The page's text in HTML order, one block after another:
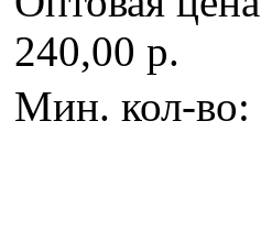
240,00 р.
Мин. кол-во: